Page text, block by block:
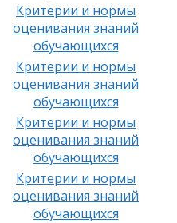
Критерии и нормы
оценивания знаний
обучающихся
Критерии и нормы
оценивания знаний
обучающихся
Критерии и нормы
оценивания знаний
обучающихся
Критерии и нормы
оценивания знаний
обучающихся